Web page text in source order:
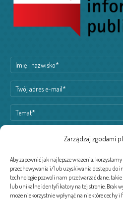
Zarządzaj zgodami
Aby zapewnić jak najlepsze wrażenia,
przechowywania i/lub uzyskiwania dostępu do
technologie pozwoli nam przetwarzać dane,
lub unikalne identyfikatory na tej stronie. Brak
może niekorzystnie wpłynąć na niektóre cechy i